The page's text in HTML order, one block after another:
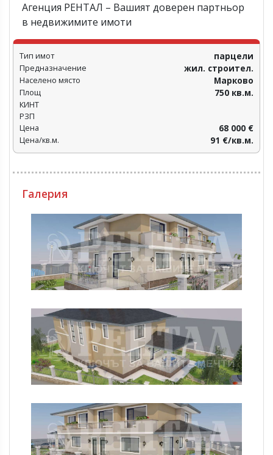
Агенция РЕНТАЛ – Вашият доверен партньор
в недвижимите имоти
Тип имот парцели
Предназначение жил. строител.
Населено място Марково
Площ 750 кв.м.
КИНТ
РЗП
Цена
68 000 €
Цена/кв.м. 91 €/кв.м.
Галерия